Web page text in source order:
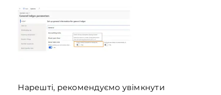
Нарешті, рекомендуємо увімкнути